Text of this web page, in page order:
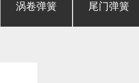
涡卷弹簧 尾门弹簧